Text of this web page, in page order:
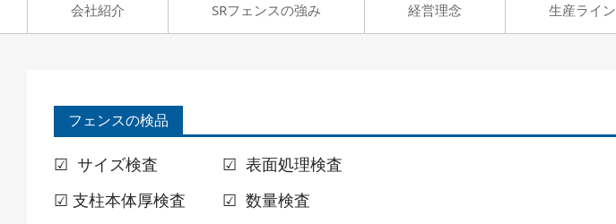
会社紹介 SRフェンスの強み 経営理念 生産ライン
フェンスの検品
☑ サイズ検査
☑ 表面処理検査
☑ 支柱本体厚検査
☑ 数量検査